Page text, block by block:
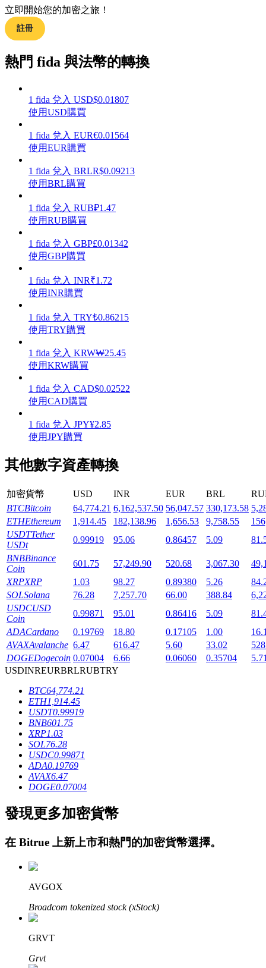
理財
增值寶
使您的資產穩定增值
機槍池
一鍵質押鎖定高收益
活期質押獲得熱門資產
輕鬆獲得多重福利
借貸寶
借貸數字貨幣，及時且安全的服務
定投理财
享受活期理財及長期收益
立即開始您的加密之旅！
註冊
熱門 fida 與法幣的轉換
1 fida 兌入 USD$0.01807
使用USD購買
1 fida 兌入 EUR€0.01564
使用EUR購買
1 fida 兌入 BRLR$0.09213
使用BRL購買
1 fida 兌入 RUB₽1.47
使用RUB購買
1 fida 兌入 GBP£0.01342
使用GBP購買
1 fida 兌入 INR₹1.72
使用INR購買
1 fida 兌入 TRY₺0.86215
使用TRY購買
1 fida 兌入 KRW₩25.45
使用KRW購買
1 fida 兌入 CAD$0.02522
使用CAD購買
1 fida 兌入 JPY¥2.85
使用JPY購買
其他數字資產轉換
加密貨幣 USD INR EUR BRL
BTCBitcoin 64,774.21 6,162,537.50 56,047.57 330,173.58
ETHEthereum 1,914.45 182,138.96 1,656.53 9,758.55
USDTTether
USDt
0.99919 95.06 0.86457 5.09
BNBBinance
Coin
601.75 57,249.90 520.68 3,067.30
XRPXRP 1.03 98.27 0.89380 5.26
SOLSolana 76.28 7,257.70 66.00 388.84
USDCUSD
Coin
0.99871 95.01 0.86416 5.09
ADACardano 0.19769 18.80 0.17105 1.00
AVAXAvalanche 6.47 616.47 5.60 33.02
DOGEDogecoin 0.07004 6.66 0.06060 0.35704
USDINREURBRLRUBTRY
BTC64,774.21
ETH1,914.45
USDT0.99919
BNB601.75
XRP1.03
SOL76.28
USDC0.99871
ADA0.19769
AVAX6.47
DOGE0.07004
發現更多加密貨幣
在 Bitrue 上新上市和熱門的加密貨幣選擇。
AVGOX
Broadcom tokenized stock (xStock)
GRVT
Grvt